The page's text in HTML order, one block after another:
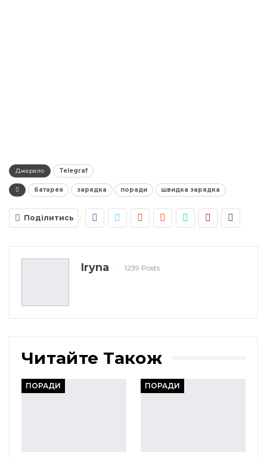
Джерело Telegraf
батарея зарядка поради швидка зарядка
Поділитись
Iryna 1239 Posts
Читайте Також
ПОРАДИ ПОРАДИ